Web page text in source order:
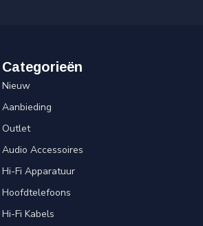
Categorieën
Nieuw
Aanbieding
Outlet
Audio Accessoires
Hi-Fi Apparatuur
Hoofdtelefoons
Hi-Fi Kabels